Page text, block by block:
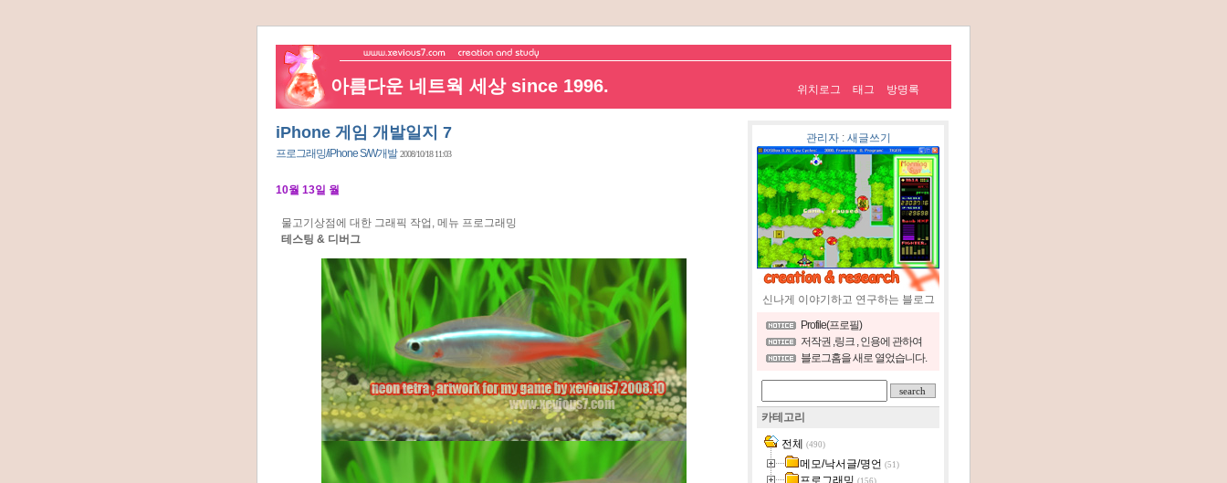
아름다운 네트웍 세상 since 1996. 위치로그 태그 방명록
iPhone 게임 개발일지 7
프로그래밍/iPhone S/W개발 2008/10/18 11:03
10월 13일 월
물고기상점에 대한 그래픽 작업, 메뉴 프로그래밍
테스팅 & 디버그
관리자: 새글쓰기
신나게 이야기하고 연구하는 블로그
Profile(프로필)
저작권 ,링크 , 인용에 관하여
블로그홈을 새로 열었습니다.
카테고리
전체 (490)
메모/낙서글/명언 (51)
프로그래밍 (156)